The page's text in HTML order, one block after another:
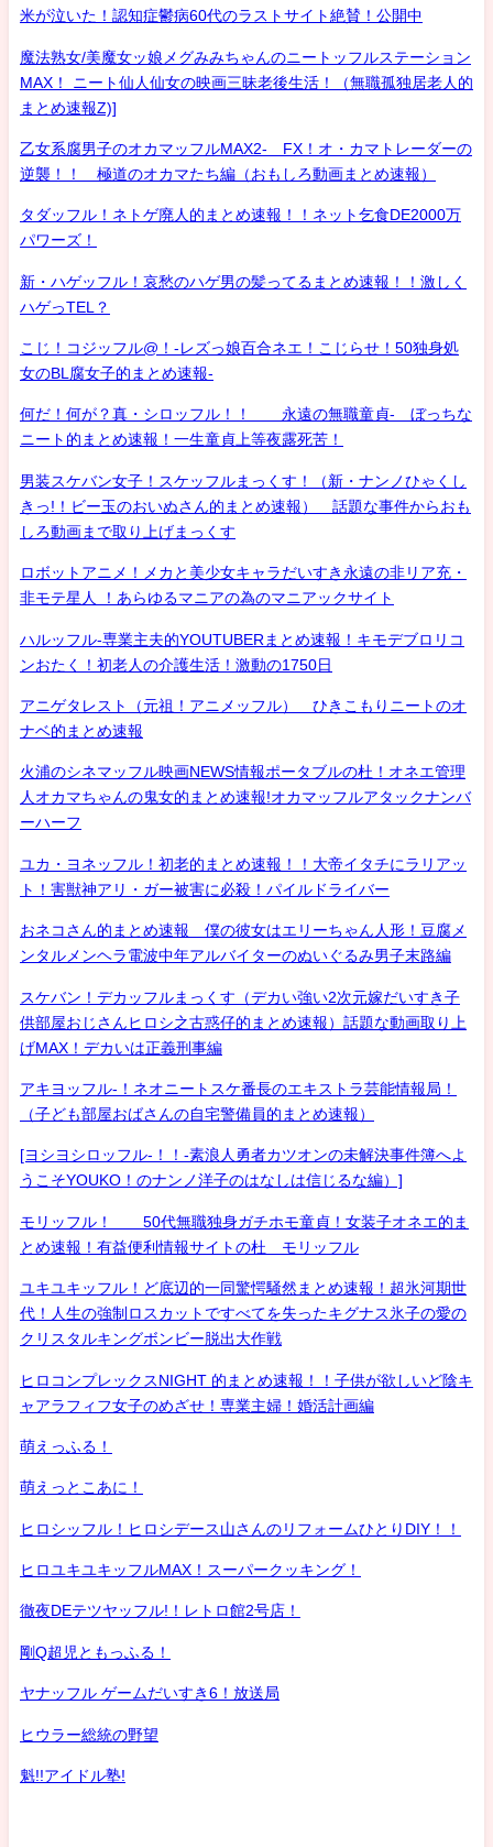
米が泣いた！認知症鬱病60代のラストサイト絶賛！公開中
魔法熟女/美魔女ッ娘メグみみちゃんのニートッフルステーション
MAX！ ニート仙人仙女の映画三昧老後生活！（無職孤独居老人的
まとめ速報Z)]
乙女系腐男子のオカマッフルMAX2- FX！オ・カマトレーダーの
逆襲！！ 極道のオカマたち編（おもしろ動画まとめ速報）
タダッフル！ネトゲ廃人的まとめ速報！！ネット乞食DE2000万
パワーズ！
新・ハゲッフル！哀愁のハゲ男の髪ってるまとめ速報！！激しく
ハゲっTEL？
こじ！コジッフル@！-レズっ娘百合ネエ！こじらせ！50独身処
女のBL腐女子的まとめ速報-
何だ！何が？真・シロッフル！！ 永遠の無職童貞- ぼっちな
ニート的まとめ速報！一生童貞上等夜露死苦！
男装スケバン女子！スケッフルまっくす！（新・ナンノひゃくし
きっ!！ビー玉のおいぬさん的まとめ速報） 話題な事件からおも
しろ動画まで取り上げまっくす
ロボットアニメ！メカと美少女キャラだいすき永遠の非リア充・
非モテ星人 ！あらゆるマニアの為のマニアックサイト
ハルッフル-専業主夫的YOUTUBERまとめ速報！キモデブロリコ
ンおたく！初老人の介護生活！激動の1750日
アニゲタレスト（元祖！アニメッフル） ひきこもりニートのオ
ナベ的まとめ速報
火浦のシネマッフル映画NEWS情報ポータブルの杜！オネエ管理
人オカマちゃんの鬼女的まとめ速報!オカマッフルアタックナンバ
ーハーフ
ユカ・ヨネッフル！初老的まとめ速報！！大帝イタチにラリアッ
ト！害獣神アリ・ガー被害に必殺！パイルドライバー
おネコさん的まとめ速報 僕の彼女はエリーちゃん人形！豆腐メ
ンタルメンヘラ電波中年アルバイターのぬいぐるみ男子末路編
スケバン！デカッフルまっくす（デカい強い2次元嫁だいすき子
供部屋おじさんヒロシ之古惑仔的まとめ速報）話題な動画取り上
げMAX！デカいは正義刑事編
アキヨッフル-！ネオニートスケ番長のエキストラ芸能情報局！
（子ども部屋おばさんの自宅警備員的まとめ速報）
[ヨシヨシロッフル-！！-素浪人勇者カツオンの未解決事件簿へよ
うこそYOUKO！のナンノ洋子のはなしは信じるな編）]
モリッフル！ 50代無職独身ガチホモ童貞！女装子オネエ的ま
とめ速報！有益便利情報サイトの杜 モリッフル
ユキユキッフル！ど底辺的一同驚愕騒然まとめ速報！超氷河期世
代！人生の強制ロスカットですべてを失ったキグナス氷子の愛の
クリスタルキングボンビー脱出大作戦
ヒロコンプレックスNIGHT 的まとめ速報！！子供が欲しいど陰キ
ャアラフィフ女子のめざせ！専業主婦！婚活計画編
萌えっふる！
萌えっとこあに！
ヒロシッフル！ヒロシデース山さんのリフォームひとりDIY！！
ヒロユキユキッフルMAX！スーパークッキング！
徹夜DEテツヤッフル!！レトロ館2号店！
剛Q超児ともっふる！
ヤナッフル ゲームだいすき6！放送局
ヒウラー総統の野望
魁!!アイドル塾!